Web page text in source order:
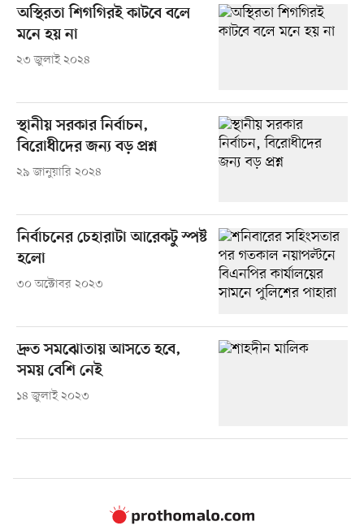
অস্থিরতা শিগগিরই কাটবে বলে
মনে হয় না
২৩ জুলাই ২০২৪
স্থানীয় সরকার নির্বাচন,
বিরোধীদের জন্য বড় প্রশ্ন
২৯ জানুয়ারি ২০২৪
নির্বাচনের চেহারাটা আরেকটু স্পষ্ট
হলো
৩০ অক্টোবর ২০২৩
দ্রুত সমঝোতায় আসতে হবে,
সময় বেশি নেই
১৪ জুলাই ২০২৩